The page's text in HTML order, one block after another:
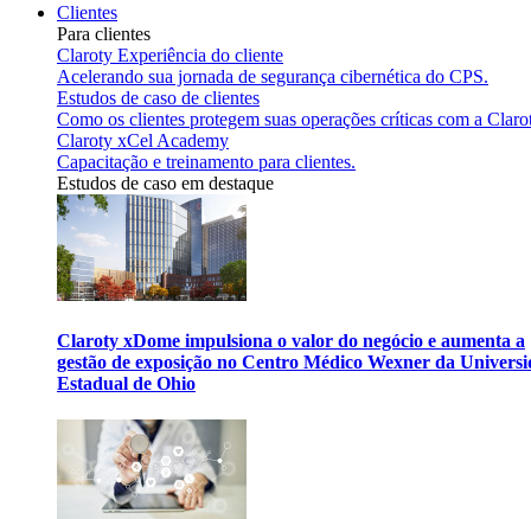
Clientes
Para clientes
Claroty Experiência do cliente
Acelerando sua jornada de segurança cibernética do CPS.
Estudos de caso de clientes
Como os clientes protegem suas operações críticas com a
Claroty xCel Academy
Capacitação e treinamento para clientes.
Estudos de caso em destaque
Claroty xDome impulsiona o valor do negócio e aumenta a
gestão de exposição no Centro Médico Wexner da
Estadual de Ohio